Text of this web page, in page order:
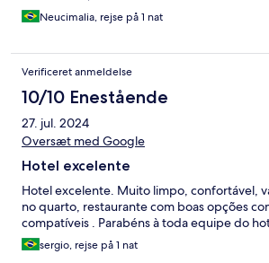
Neucimalia, rejse på 1 nat
Verificeret anmeldelse
10/10 Enestående
27. jul. 2024
Oversæt med Google
Hotel excelente
Hotel excelente. Muito limpo, confortável,
no quarto, restaurante com boas opções
compatíveis . Parabéns à toda equipe do
sergio, rejse på 1 nat